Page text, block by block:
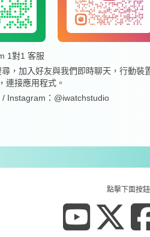
1對1 客服
，加入好友與我們即時聊天，行動裝
連接應用程式。
/ Instagram：@iwatchstudio
點擊下面按